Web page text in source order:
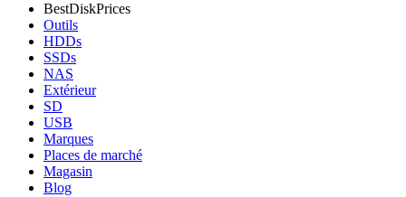
BestDiskPrices
Outils
HDDs
SSDs
NAS
Extérieur
SD
USB
Marques
Places de marché
Magasin
Blog